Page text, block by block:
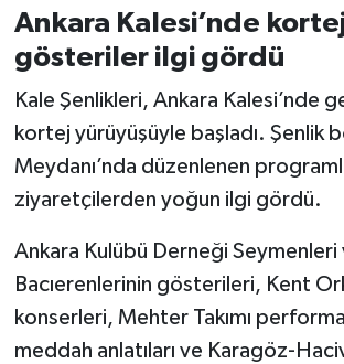
Ankara Kalesi’nde
gösteriler ilgi gördü
Kale Şenlikleri, Ankara Kalesi’nde
kortej yürüyüşüyle başladı. Şenlik
Meydanı’nda düzenlenen
ziyaretçilerden yoğun ilgi gördü.
Ankara Kulübü Derneği Seymenleri
Bacıerenlerinin gösterileri, Kent
konserleri, Mehter Takımı
meddah anlatıları ve Karagöz-